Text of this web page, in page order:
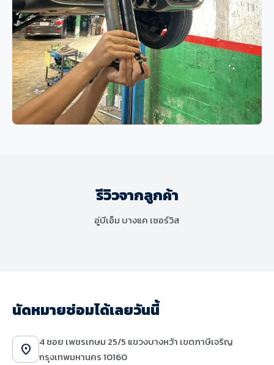
ช่วงล่างมีเสียงดังและเสื่อมสภาพ
รีวิวจากลูกค้า
อู่บีเอ็ม บางแค เซอร์วิส
นัดหมายซ่อมได้เลยวันนี้
location_on
4 ซอย เพชรเกษม 25/5 แขวงบางหว้า เขตภาษีเจริญ
กรุงเทพมหานคร 10160